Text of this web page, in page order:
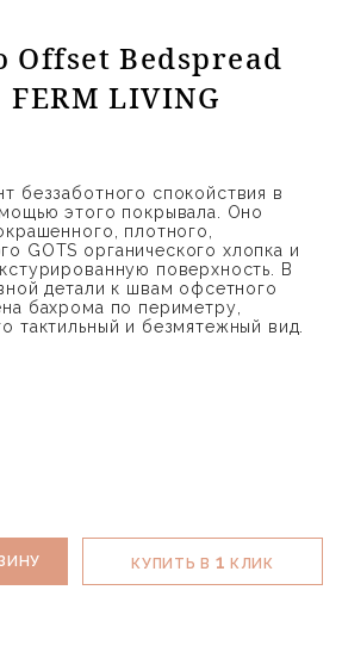
Bedspread
LIVING
беззаботного спокойствия в
этого покрывала. Оно
плотного,
GOTS органического хлопка и
поверхность. В
детали к швам офсетного
бахрома по периметру,
тактильный и безмятежный вид.
КУПИТЬ В 1 КЛИК